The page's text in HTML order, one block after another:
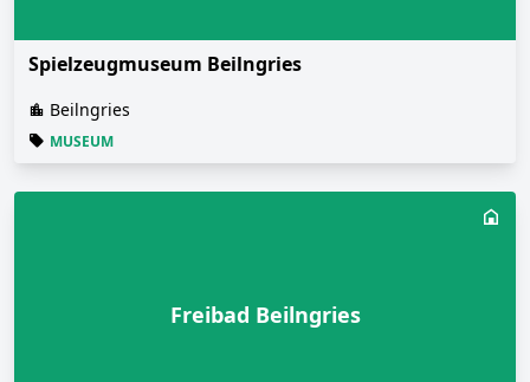
Spielzeugmuseum Beilngries
Beilngries
MUSEUM
Freibad Beilngries